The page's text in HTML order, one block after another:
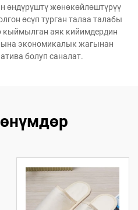
өндүрүштү жөнөкөйлөштүрүү
өсүп турган талаа талабы
кыймылган аяк кийимдердин
экономикалык жагынан
болуп саналат.